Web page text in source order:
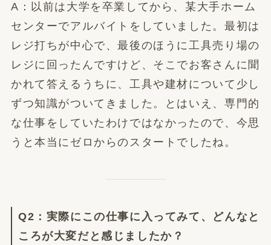
A：以前は大学を卒業してから、某大手ホーム
センターでアルバイトをしていました。最初は
レジ打ちが中心で、最後のほうに工具売り場の
レジに回ったんですけど、そこでお客さんに聞
かれて答えるうちに、工具や建材について少し
ずつ知識がついてきました。とはいえ、専門的
な仕事をしていたわけではなかったので、今思
うと本当にゼロからのスタートでしたね。
Q2：実際にこの仕事に入ってみて、どんなと
ころが大変だと感じましたか？